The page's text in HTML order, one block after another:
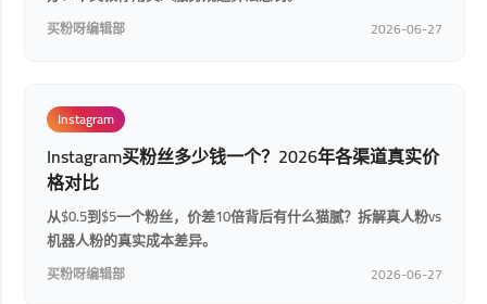
买粉呀编辑部 2026-06-27
Instagram
Instagram买粉丝多少钱一个？2026年各渠道真实价
格对比
从$0.5到$5一个粉丝，价差10倍背后有什么猫腻？拆解真人粉vs
机器人粉的真实成本差异。
买粉呀编辑部 2026-06-27